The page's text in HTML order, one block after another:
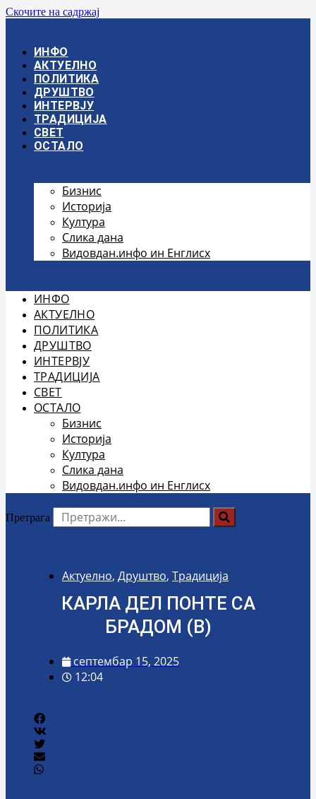
Скочите на садржај
ИНФО
АКТУЕЛНО
ПОЛИТИКА
ДРУШТВО
ИНТЕРВЈУ
ТРАДИЦИЈА
СВЕТ
ОСТАЛО
Бизнис
Историја
Култура
Слика дана
Видовдан.инфо ин Енглисх
ИНФО
АКТУЕЛНО
ПОЛИТИКА
ДРУШТВО
ИНТЕРВЈУ
ТРАДИЦИЈА
СВЕТ
ОСТАЛО
Бизнис
Историја
Култура
Слика дана
Видовдан.инфо ин Енглисх
Претрага
Актуелно, Друштво, Традиција
КАРЛА ДЕЛ ПОНТЕ СА
БРАДОМ (В)
септембар 15, 2025
12:04